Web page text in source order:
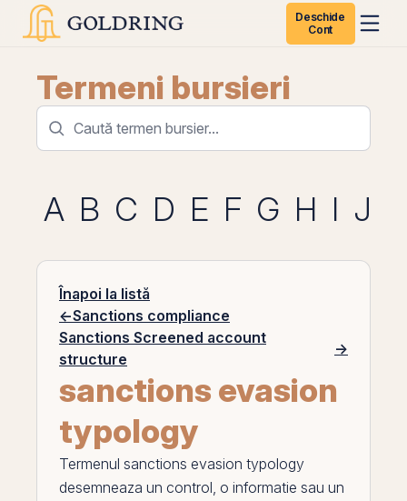
Deschide
Cont
Termeni bursieri
A B C D E F G H I J
Înapoi la listă
←Sanctions compliance
Sanctions Screened account
structure
→
sanctions evasion
typology
Termenul sanctions evasion typology
desemneaza un control, o informatie sau un